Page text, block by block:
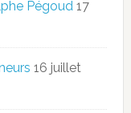
Pégoud 17
16 juillet